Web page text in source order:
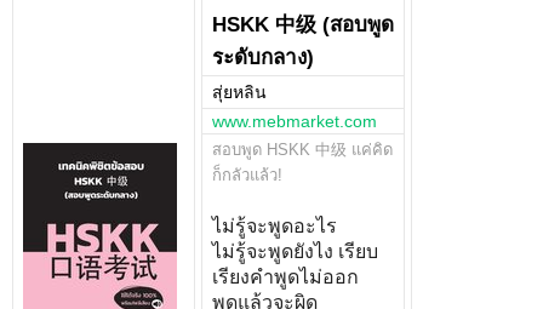
HSKK 中级 (สอบพูด
ระดับกลาง)
สุ่ยหลิน
www.mebmarket.com
สอบพูด HSKK 中级 แค่คิด
ก็กลัวแล้ว!
ไม่รู้จะพูดอะไร
ไม่รู้จะพูดยังไง เรียบ
เรียงคำพูดไม่ออก
พูดแล้วจะผิด